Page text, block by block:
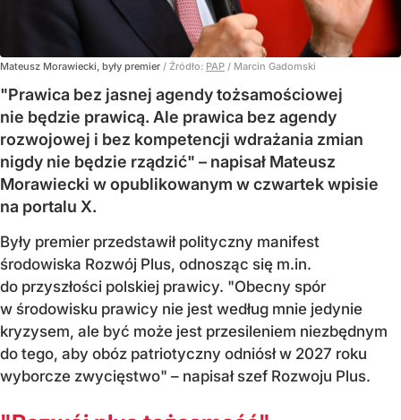
Mateusz Morawiecki, były premier / Źródło: PAP / Marcin Gadomski
"Prawica bez jasnej agendy tożsamościowej
nie będzie prawicą. Ale prawica bez agendy
rozwojowej i bez kompetencji wdrażania zmian
nigdy nie będzie rządzić" – napisał Mateusz
Morawiecki w opublikowanym w czwartek wpisie
na portalu X.
Były premier przedstawił polityczny manifest
środowiska Rozwój Plus, odnosząc się m.in.
do przyszłości polskiej prawicy. "Obecny spór
w środowisku prawicy nie jest według mnie jedynie
kryzysem, ale być może jest przesileniem niezbędnym
do tego, aby obóz patriotyczny odniósł w 2027 roku
wyborcze zwycięstwo" – napisał szef Rozwoju Plus.